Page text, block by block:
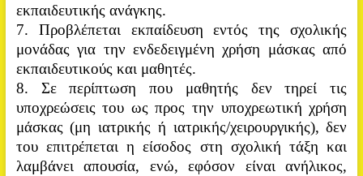
εκπαιδευτικής ανάγκης.
7. Προβλέπεται εκπαίδευση εντός της σχολικής
μονάδας για την ενδεδειγμένη χρήση μάσκας από
εκπαιδευτικούς και μαθητές.
8. Σε περίπτωση που μαθητής δεν τηρεί τις
υποχρεώσεις του ως προς την υποχρεωτική χρήση
μάσκας (μη ιατρικής ή ιατρικής/χειρουργικής), δεν
του επιτρέπεται η είσοδος στη σχολική τάξη και
λαμβάνει απουσία, ενώ, εφόσον είναι ανήλικος,